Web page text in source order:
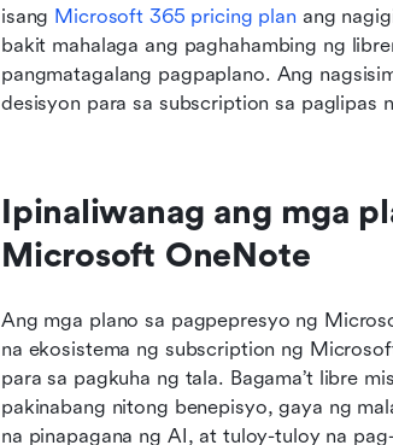
isang Microsoft 365 pricing plan ang
bakit mahalaga ang paghahambing ng
pangmatagalang pagpaplano. Ang
desisyon para sa subscription sa paglipas
Ipinaliwanag ang mga
Microsoft OneNote
Ang mga plano sa pagpepresyo ng
na ekosistema ng subscription ng
para sa pagkuha ng tala. Bagama’t libre
pakinabang nitong benepisyo, gaya ng
na pinapagana ng AI, at tuloy-tuloy na